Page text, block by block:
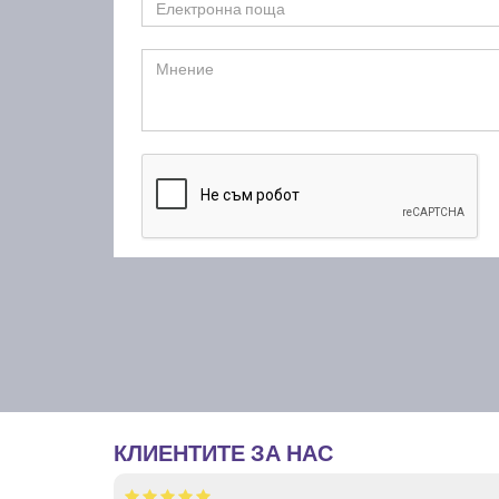
КЛИЕНТИТЕ ЗА НАС